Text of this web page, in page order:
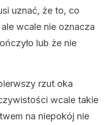
uznać, że to, co
wcale nie oznacza
lub że nie
rzut oka
wcale takie
na niepokój nie